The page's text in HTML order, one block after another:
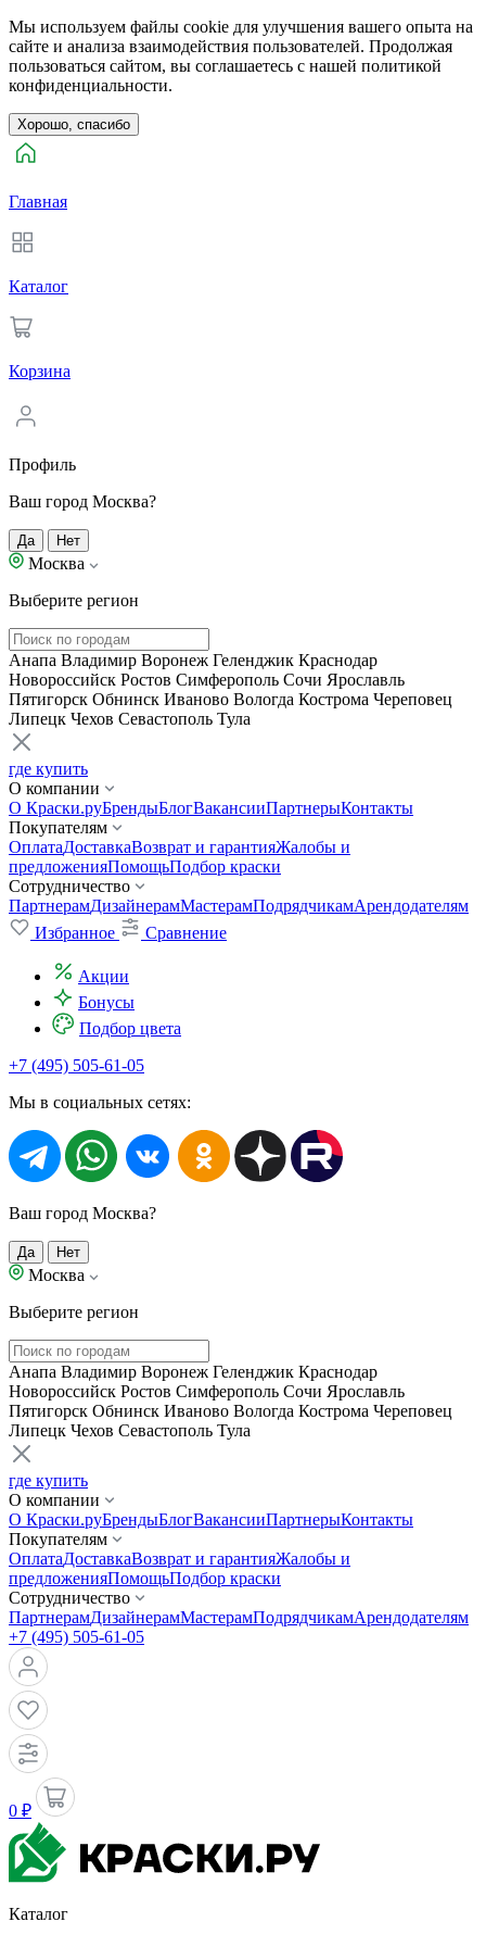
Мы используем файлы cookie для улучшения вашего опыта на
сайте и анализа взаимодействия пользователей. Продолжая
пользоваться сайтом, вы соглашаетесь с нашей политикой
конфиденциальности.
Хорошо, спасибо
Главная
Каталог
Корзина
Профиль
Ваш город Москва?
Да Нет
Москва
Выберите регион
Анапа Владимир Воронеж Геленджик Краснодар
Новороссийск Ростов Симферополь Сочи Ярославль
Пятигорск Обнинск Иваново Вологда Кострома Череповец
Липецк Чехов Севастополь Тула
где купить
О компании
О Краски.руБрендыБлогВакансииПартнерыКонтакты
Покупателям
ОплатаДоставкаВозврат и гарантияЖалобы и
предложенияПомощьПодбор краски
Сотрудничество
ПартнерамДизайнерамМастерамПодрядчикамАрендодателям
Избранное
Сравнение
Акции
Бонусы
Подбор цвета
+7 (495) 505-61-05
Мы в социальных сетях:
Ваш город Москва?
Да Нет
Москва
Выберите регион
Анапа Владимир Воронеж Геленджик Краснодар
Новороссийск Ростов Симферополь Сочи Ярославль
Пятигорск Обнинск Иваново Вологда Кострома Череповец
Липецк Чехов Севастополь Тула
где купить
О компании
О Краски.руБрендыБлогВакансииПартнерыКонтакты
Покупателям
ОплатаДоставкаВозврат и гарантияЖалобы и
предложенияПомощьПодбор краски
Сотрудничество
ПартнерамДизайнерамМастерамПодрядчикамАрендодателям
+7 (495) 505-61-05
0 ₽
Каталог